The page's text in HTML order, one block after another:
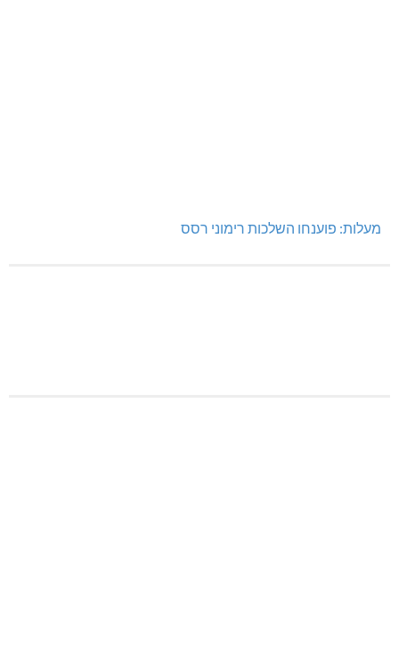
מעלות: פוענחו השלכות רימוני רסס